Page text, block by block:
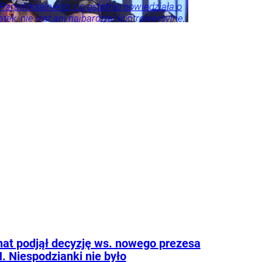
to, co ostatnio powiedziała o
nie jest ani najbardziej kontrowersyjne,
podjął decyzję ws. nowego prezesa
Niespodzianki nie było